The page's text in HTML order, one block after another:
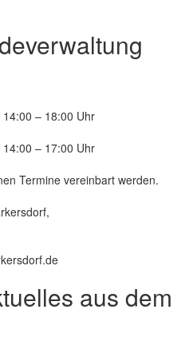
– 18:00 Uhr
– 17:00 Uhr
Termine vereinbart werden.
aus dem